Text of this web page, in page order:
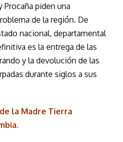
Procaña piden una
de la región. De
nacional, departamental
es la entrega de las
y la devolución de las
durante siglos a sus
la Madre Tierra